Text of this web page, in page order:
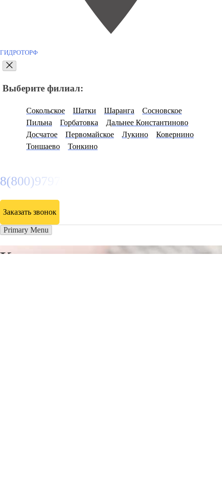
ГИДРОТОРФ
Выберите филиал:
Сокольское Шатки Шаранга
Сосновское
Пильна
Горбатовка
Дальнее Константиново
Досчатое
Первомайское Лукино
Ковернино
Тоншаево
Тонкино
8(800)9797043
Заказать звонок
Primary Menu
Курсы программирования в